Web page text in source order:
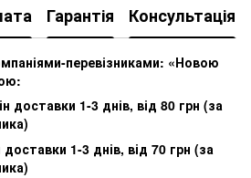
Гарантія Консультація
перевізниками: «Новою
доставки 1-3 днів, від 80 грн (за
1-3 днів, від 70 грн (за